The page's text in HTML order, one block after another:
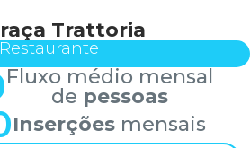
Trattoria
Restaurante
Fluxo médio mensal
de pessoas
Inserções mensais